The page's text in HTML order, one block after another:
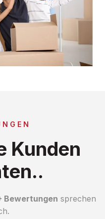
Kunden
Bewertungen sprechen